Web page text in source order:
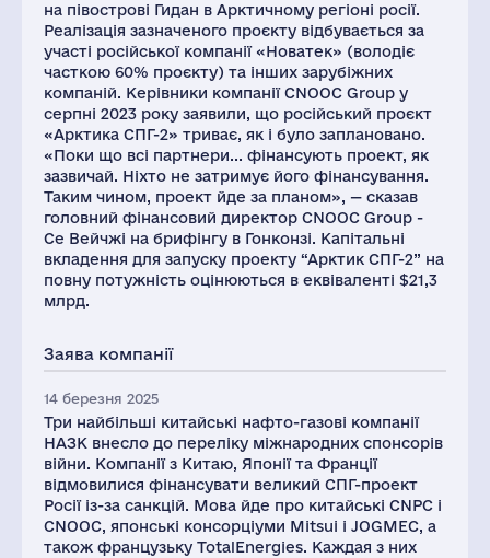
на півострові Гидан в Арктичному регіоні росії.
Реалізація зазначеного проєкту відбувається за
участі російської компанії «Новатек» (володіє
часткою 60% проєкту) та інших зарубіжних
компаній. Керівники компанії CNOOC Group у
серпні 2023 року заявили, що російський проєкт
«Арктика СПГ-2» триває, як і було заплановано.
«Поки що всі партнери... фінансують проект, як
зазвичай. Ніхто не затримує його фінансування.
Таким чином, проект йде за планом», — сказав
головний фінансовий директор CNOOC Group -
Се Вейчжі на брифінгу в Гонконзі. Капітальні
вкладення для запуску проекту “Арктик СПГ-2” на
повну потужність оцінюються в еквіваленті $21,3
млрд.
Заява компанії
14 березня 2025
Три найбільші китайські нафто-газові компанії
НАЗК внесло до переліку міжнародних спонсорів
війни. Компанії з Китаю, Японії та Франції
відмовилися фінансувати великий СПГ-проект
Росії із-за санкцій. Мова йде про китайські CNPC і
CNOOC, японські консорціуми Mitsui і JOGMEC, а
також французьку TotalEnergies. Каждая з них